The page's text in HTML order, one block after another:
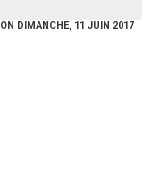
DIMANCHE, 11 JUIN 2017